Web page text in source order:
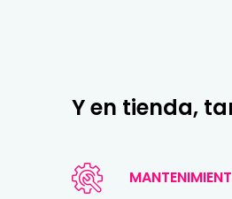
Y en tienda,